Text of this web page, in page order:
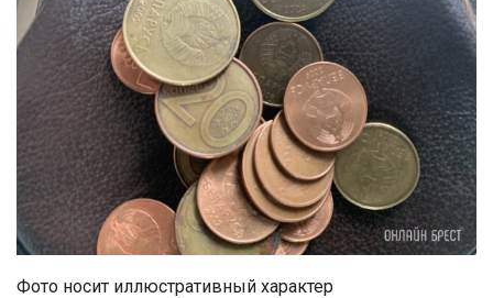
Фото носит иллюстративный характер